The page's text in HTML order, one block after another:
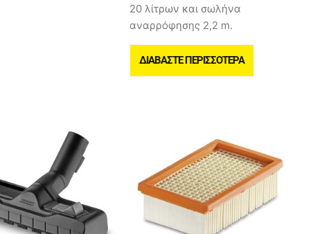
20 λίτρων και σωλήνα
αναρρόφησης 2,2 m.
ΔΙΑΒΆΣΤΕ ΠΕΡΙΣΣΌΤΕΡΑ